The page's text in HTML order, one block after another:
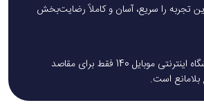
تجربه را سریع، آسان و کاملاً رضایت‌بخش
استفاده از مطالب فروشگاه اینترنتی موبایل 140 فقط برای مقاصد
بلامانع است.